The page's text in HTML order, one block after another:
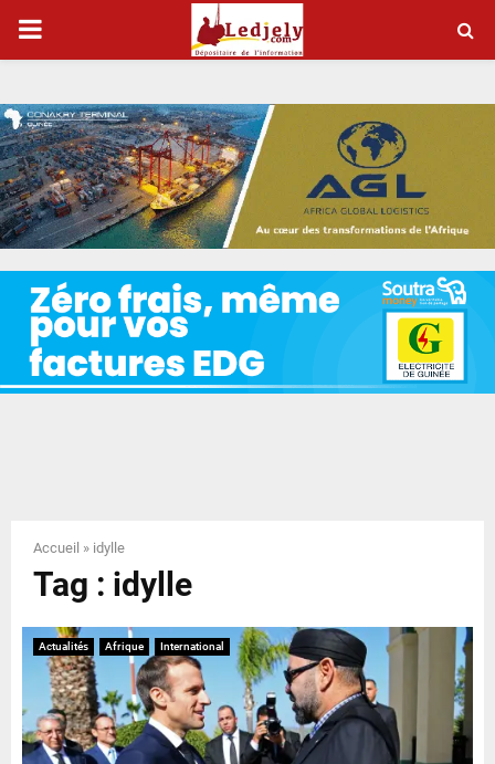
P
I
M
A
Y
N
U
Accueil » idylle
Tag : idylle
Actualités Afrique International